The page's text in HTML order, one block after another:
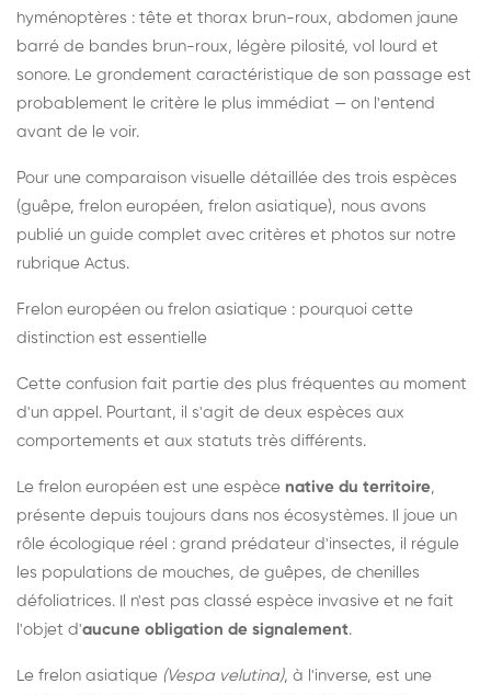
hyménoptères : tête et thorax brun-roux, abdomen jaune
barré de bandes brun-roux, légère pilosité, vol lourd et
sonore. Le grondement caractéristique de son passage est
probablement le critère le plus immédiat — on l'entend
avant de le voir.
Pour une comparaison visuelle détaillée des trois espèces
(guêpe, frelon européen, frelon asiatique), nous avons
publié un guide complet avec critères et photos sur notre
rubrique Actus.
Frelon européen ou frelon asiatique : pourquoi cette
distinction est essentielle
Cette confusion fait partie des plus fréquentes au moment
d'un appel. Pourtant, il s'agit de deux espèces aux
comportements et aux statuts très différents.
Le frelon européen est une espèce native du territoire,
présente depuis toujours dans nos écosystèmes. Il joue un
rôle écologique réel : grand prédateur d'insectes, il régule
les populations de mouches, de guêpes, de chenilles
défoliatrices. Il n'est pas classé espèce invasive et ne fait
l'objet d'aucune obligation de signalement.
Le frelon asiatique (Vespa velutina), à l'inverse, est une